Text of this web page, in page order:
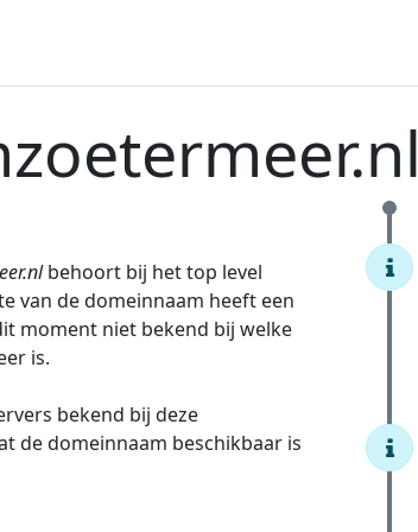
behoort bij het top level
van de domeinnaam heeft een
moment niet bekend bij welke
is.
bekend bij deze
de domeinnaam beschikbaar is